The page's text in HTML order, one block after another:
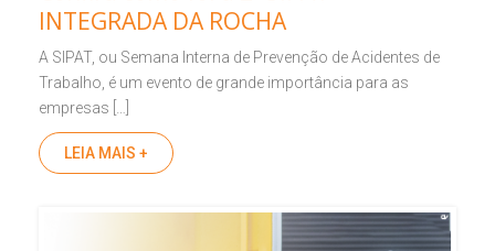
INTEGRADA DA ROCHA
A SIPAT, ou Semana Interna de Prevenção de Acidentes de
Trabalho, é um evento de grande importância para as
empresas […]
LEIA MAIS +